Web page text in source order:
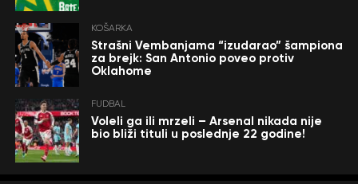
KOŠARKA
Strašni Vembanjama “izudarao” šampiona
za brejk: San Antonio poveo protiv
Oklahome
FUDBAL
Voleli ga ili mrzeli – Arsenal nikada nije
bio bliži tituli u poslednje 22 godine!